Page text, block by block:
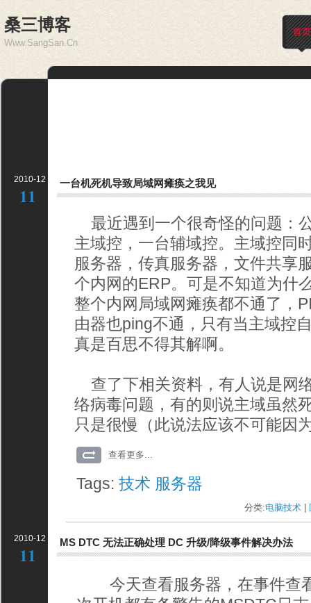
桑三博客
Www.SangSan.Cn
首页
2010-12
11
一台机死机导致局域网瘫痪之我见
最近遇到一个很奇怪的问题：
主域控，一台辅域控。主域控同
服务器，传真服务器，文件共享
个内网的ERP。可是不知道为什
整个内网局域网瘫痪都不通了，
由器也ping不通，只有当主域控
真是百思不得其解啊。
查了下相关资料，有人说是网
络病毒问题，有的则说主域虽然
只是很慢（此说法应该不可能因
查看更多...
Tags:技术 服务器
分类:电脑技术
2010-12
11
MS DTC 无法正确处理 DC 升级/降级事件解决办法
今天查看服务器，在事件查